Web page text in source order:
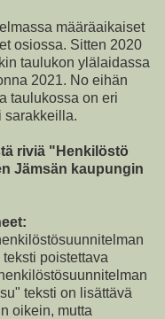
määräaikaiset
osiossa. Sitten 2020
taulukon ylälaidassa
2021. No eihän
taulukossa on eri
sarakkeilla.
riviä "Henkilöstö
Jämsän kaupungin
poistettava
teksti on lisättävä
oikein, mutta